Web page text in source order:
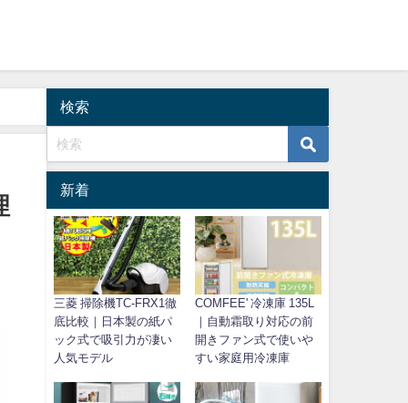
検索
新着
三菱 掃除機TC-FRX1徹
底比較｜日本製の紙パ
ック式で吸引力が凄い
人気モデル
COMFEE' 冷凍庫 135L
｜自動霜取り対応の前
開きファン式で使いや
すい家庭用冷凍庫